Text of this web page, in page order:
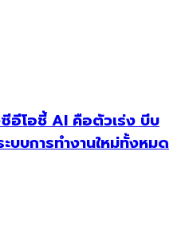
โอชี้ AI คือตัวเร่ง บีบ
บบการทำงานใหม่ทั้งหมด